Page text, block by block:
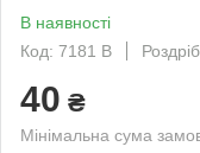
В наявності
Код: 7181 B
Роздріб
40 ₴
Мінімальна сума